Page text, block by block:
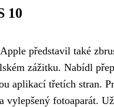
10
představil také
zážitku. Nabídl
aplikací třetích stran.
vylepšený fotoaparát.